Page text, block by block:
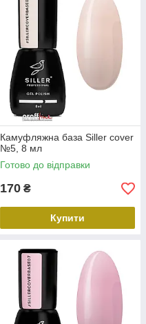
Камуфляжна база Siller cover
№5, 8 мл
Готово до відправки
170 ₴
Купити